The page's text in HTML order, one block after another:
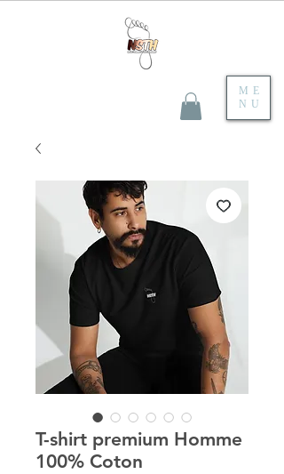
ME
NU
T-shirt premium Homme
100% Coton